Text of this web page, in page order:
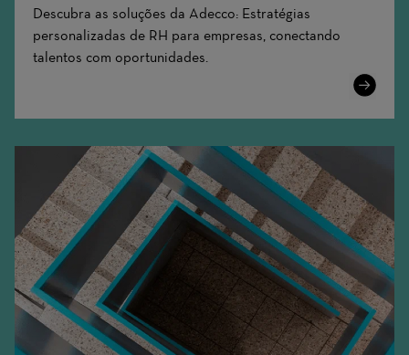
Descubra as soluções da Adecco: Estratégias
personalizadas de RH para empresas, conectando
talentos com oportunidades.
Learn